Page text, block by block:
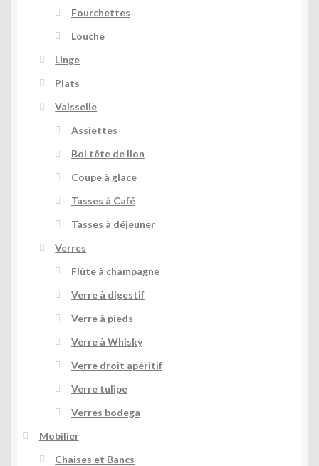
Fourchettes
Louche
Linge
Plats
Vaisselle
Assiettes
Bol tête de lion
Coupe à glace
Tasses à Café
Tasses à déjeuner
Verres
Flûte à champagne
Verre à digestif
Verre à pieds
Verre à Whisky
Verre droit apéritif
Verre tulipe
Verres bodega
Mobilier
Chaises et Bancs